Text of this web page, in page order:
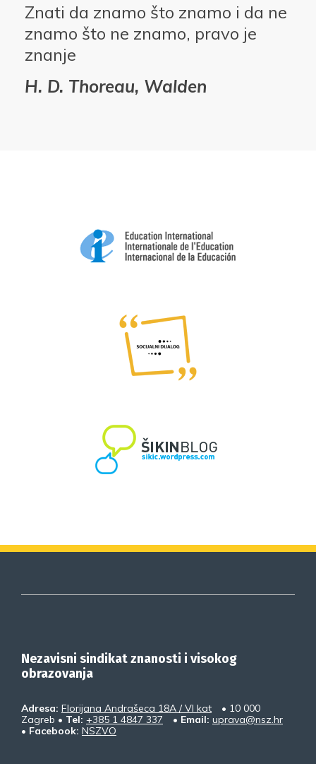
Znati da znamo što znamo i da ne
znamo što ne znamo, pravo je
znanje
H. D. Thoreau, Walden
Nezavisni sindikat znanosti i visokog
obrazovanja
Adresa: Florijana Andrašeca 18A / VI kat
• 10 000
Zagreb • Tel: +385 1 4847 337 • Email: uprava@nsz.hr
• Facebook: NSZVO